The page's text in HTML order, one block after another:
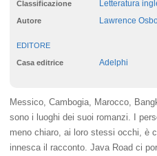
Classificazione Letteratura
Autore Lawrence
EDITORE
Casa editrice Adelphi
Messico, Cambogia, Marocco,
sono i luoghi dei suoi romanzi. I
meno chiaro, ai loro stessi occhi, è
innesca il racconto. Java Road ci